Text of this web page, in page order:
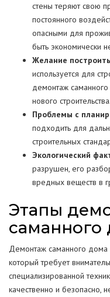
стены теряют свою
постоянного
опасными для
быть экономически
Желание
используется для
демонтаж
нового строительства.
Проблемы с
подходить для
строительных
Экологический
разрушен, его
вредных веществ в
Этапы
саманного
Демонтаж саманного дома
который требует
специализированной
качественно и безопасно,